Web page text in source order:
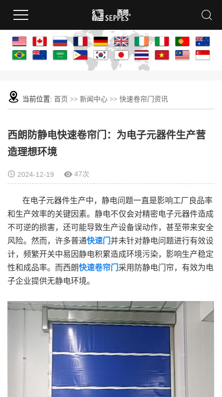
当前位置: 首页 >> 新闻中心 >> 快速卷帘门资讯
西朗防静电快速卷帘门：为电子元器件生产营
造理想环境
2024-12-19 47次
在电子元器件生产中，静电问题一直是影响工厂良品率
和生产效率的关键因素。静电不仅会对精密电子元器件造成
不可逆的损害，还可能导致生产设备误动作，甚至带来安全
风险。然而，许多普通快速门 并未针对静电问题进行有效设
计，频繁开关中易因静电积累造成环境污染，影响生产稳定
性和成品率。而西朗快速卷帘门 采用防静电门帘，有效为电
子企业提供无静电环境。